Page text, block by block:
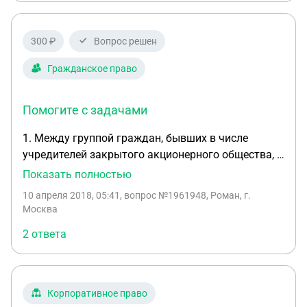
300 ₽ Вопрос решен
Гражданское право
Помогите с задачами
1. Между группой граждан, бывших в числе
учредителей закрытого акционерного общества, и
акционерным обществом возник спор, подлежит
общества стоимости их вкладов или стоимости
долям 105 в уставном капитале. Акционерное
общество соглашалось выплатить выбывшим из
общества акционерам стоимость их вкладов, а
также прибыль, полученную обществом на
момент выплаты вкладов. Акционеры настаивали
Показать полностью
10 апреля 2018, 05:41 , вопрос №1961948, Роман, г.
Москва
2 ответа
Корпоративное право